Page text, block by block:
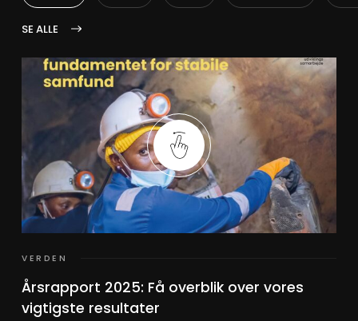
SE ALLE
VERDEN
Årsrapport 2025: Få overblik over vores
vigtigste resultater